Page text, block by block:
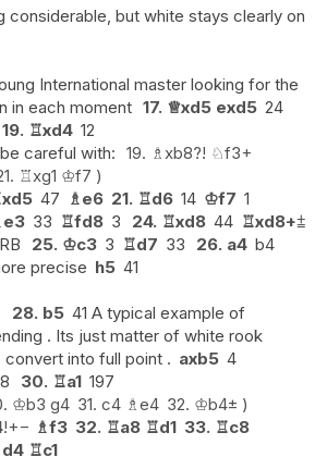
considerable, but white stays clearly on
International master looking for the
in each moment 17. ♕xd5 exd5 24
19. ♖xd4 12
careful with: 19. ♗ xb8?! ♘f3+
♖xg1 ♔f7
xd5 47 ♗ e6 21. ♖d6 14 ♔f7 1
e3 33 ♖fd8 3 24. ♖xd8 44 ♖xd8+⩲
25. ♔c3 3 ♖d7 33 26. a4 b4
precise h5 41
28. b5 41 A typical example of
. Its just matter of white rook
into full point . axb5 4
30. ♖a1 197
♔b3 g4 31. c4 ♗e4 32. ♔b4±
!+− ♗f3 32. ♖a8 ♖d1 33. ♖c8
d4 ♖c1